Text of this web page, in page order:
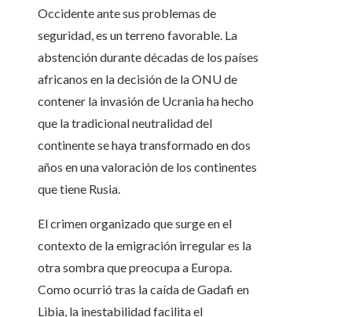
Occidente ante sus problemas de
seguridad, es un terreno favorable. La
abstención durante décadas de los países
africanos en la decisión de la ONU de
contener la invasión de Ucrania ha hecho
que la tradicional neutralidad del
continente se haya transformado en dos
años en una valoración de los continentes
que tiene Rusia.
El crimen organizado que surge en el
contexto de la emigración irregular es la
otra sombra que preocupa a Europa.
Como ocurrió tras la caída de Gadafi en
Libia, la inestabilidad facilita el